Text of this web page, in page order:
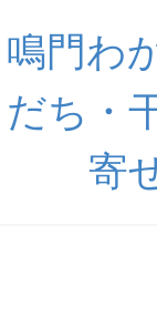
鳴門わ
だち・
寄